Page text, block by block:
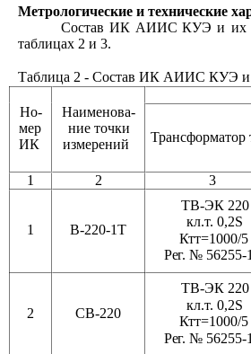
Трансформатор
ТВ-ЭК 220
кл.т. 0,2S
Ктт=1000/5
Рег. № 56255-
ТВ-ЭК 220
кл.т. 0,2S
Ктт=1000/5
Рег. № 56255-
Метрологические и технические
Состав ИК АИИС КУЭ и их
таблицах 2 и 3.
Таблица 2 - Состав ИК АИИС КУЭ и
Но-
Наименова-
мер ние точки
ИК
измерений
1 2 3
1 В-220-1Т
2 СВ-220